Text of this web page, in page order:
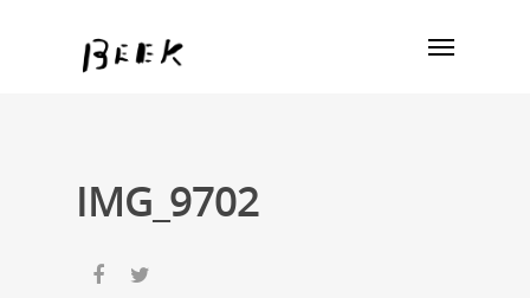
IMG_9702